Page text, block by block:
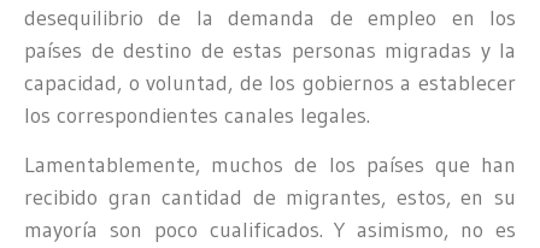
desequilibrio de la demanda de empleo en los
países de destino de estas personas migradas y la
capacidad, o voluntad, de los gobiernos a establecer
los correspondientes canales legales.
Lamentablemente, muchos de los países que han
recibido gran cantidad de migrantes, estos, en su
mayoría son poco cualificados. Y asimismo, no es